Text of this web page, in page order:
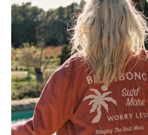
heeft
meerdere
variaties.
Deze
optie
kan
gekozen
worden
op
de
productpagina